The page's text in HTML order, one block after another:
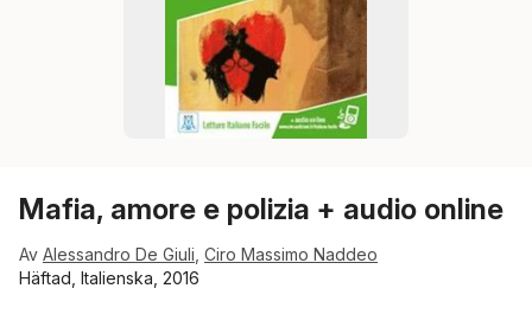
Mafia, amore e polizia + audio online
Av Alessandro De Giuli Ciro Massimo Naddeo
Häftad, Italienska, 2016